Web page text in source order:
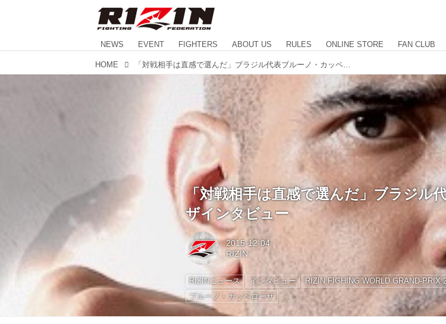
NEWS EVENT FIGHTERS ABOUT US RULES ONLINE STORE FAN CLUB
HOME
「対戦相手は直感で選んだ」ブラジル
ザインタビュー
2015-12-04
RIZIN
RIZINニュース インタビュー RIZIN FIGHING WORLD GRAND-PRIX
ブルーノ・カッペローザ